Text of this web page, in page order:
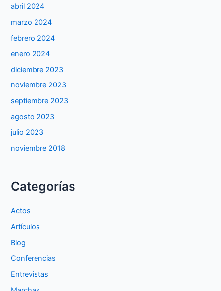
abril 2024
marzo 2024
febrero 2024
enero 2024
diciembre 2023
noviembre 2023
septiembre 2023
agosto 2023
julio 2023
noviembre 2018
Categorías
Actos
Artículos
Blog
Conferencias
Entrevistas